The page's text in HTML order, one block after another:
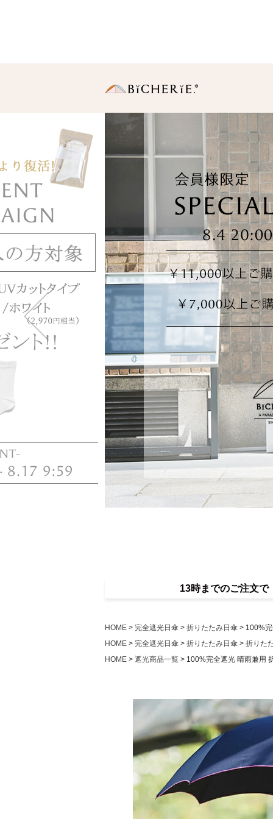
日傘
・Sサイズ（親骨
中棒伸縮タイプの使い
りサイズ。
・Ｍサイズ(親骨
一般的に使われている
同サイズ。
折りたたみ傘
・2段タイプ(親骨
折りたたむのが楽で長
も持てます。
・3段タイプ(親骨
最もコンパクトになり
ず閉じて持てます。
13時までのご注文で
HOME 完全遮光日傘 折りたたみ日傘
100%
HOME
完全遮光日傘 折りたたみ日傘
折りた
HOME
遮光商品一覧 100%完全遮光 晴雨兼用